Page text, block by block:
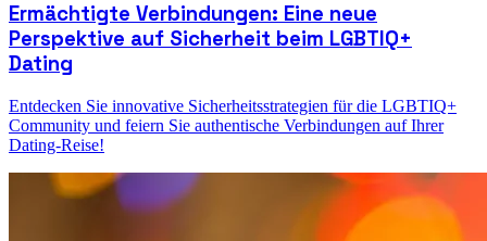
Ermächtigte Verbindungen: Eine neue
Perspektive auf Sicherheit beim LGBTIQ+
Dating
Entdecken Sie innovative Sicherheitsstrategien für die LGBTIQ+
Community und feiern Sie authentische Verbindungen auf Ihrer
Dating-Reise!